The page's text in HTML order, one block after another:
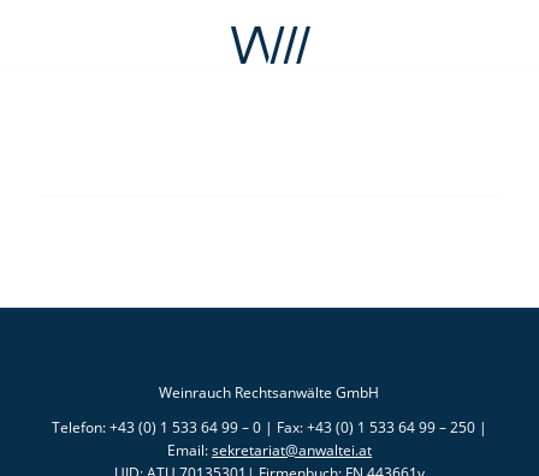
Weinrauch Rechtsanwälte GmbH
Telefon: +43 (0) 1 533 64 99 – 0 | Fax: +43 (0) 1 533 64 99 – 250 |
Email:sekretariat@anwaltei.at